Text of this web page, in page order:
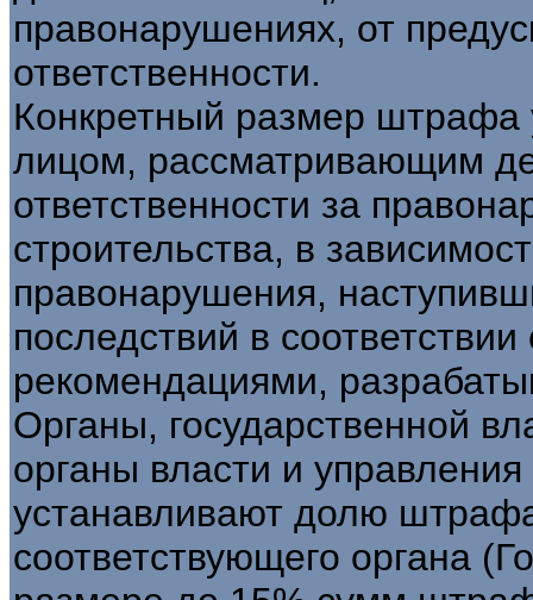
правонарушениях, от
ответственности.
Конкретный размер штрафа
лицом, рассматривающим
ответственности за
строительства, в
правонарушения,
последствий в
рекомендациями,
Органы, государственной
органы власти и
устанавливают долю
соответствующего органа